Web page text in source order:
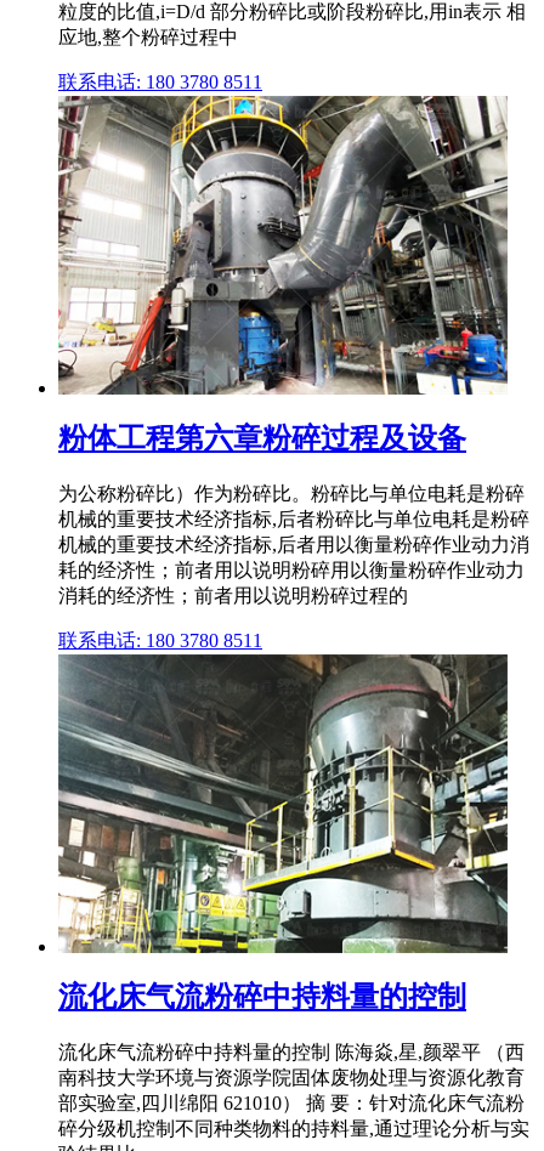
粒度的比值,i=D/d 部分粉碎比或阶段粉碎比,用in表示 相
应地,整个粉碎过程中
联系电话: 180 3780 8511
粉体工程第六章粉碎过程及设备
为公称粉碎比）作为粉碎比。粉碎比与单位电耗是粉碎
机械的重要技术经济指标,后者粉碎比与单位电耗是粉碎
机械的重要技术经济指标,后者用以衡量粉碎作业动力消
耗的经济性；前者用以说明粉碎用以衡量粉碎作业动力
消耗的经济性；前者用以说明粉碎过程的
联系电话: 180 3780 8511
流化床气流粉碎中持料量的控制
流化床气流粉碎中持料量的控制 陈海焱,星,颜翠平 （西
南科技大学环境与资源学院固体废物处理与资源化教育
部实验室,四川绵阳 621010） 摘 要：针对流化床气流粉
碎分级机控制不同种类物料的持料量,通过理论分析与实